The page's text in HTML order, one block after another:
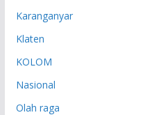
Karanganyar
Klaten
KOLOM
Nasional
Olah raga